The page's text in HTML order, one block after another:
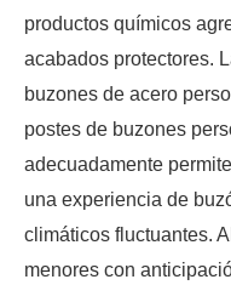
productos químicos
acabados protectores.
buzones de acero
postes de buzones
adecuadamente
una experiencia de
climáticos fluctuantes.
menores con